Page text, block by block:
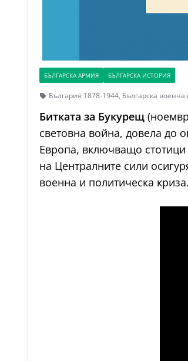
БЪЛГАРСКА АРМИЯ БЪЛГАРСКА ИСТОРИЯ
България 1878-1944, Българска военна
Битката за Букурещ
световна война, довела до
Европа, включващо
на Централните сили
военна и политическа криза.